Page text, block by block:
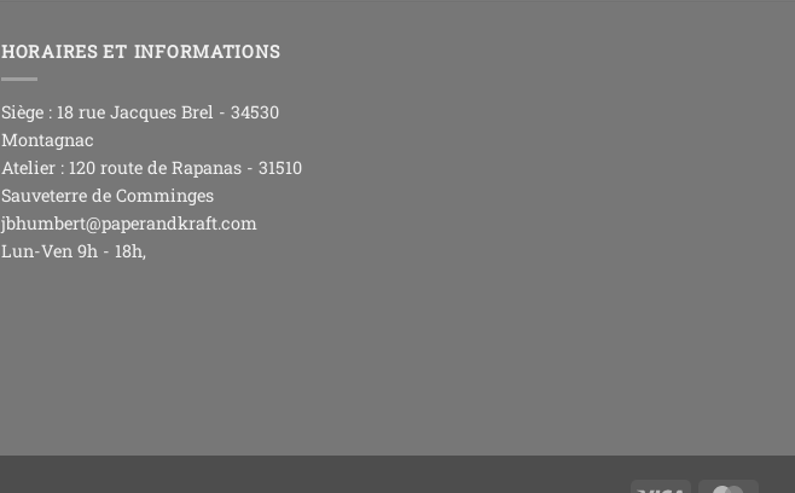
HORAIRES ET INFORMATIONS
Siège : 18 rue Jacques Brel - 34530
Montagnac
Atelier : 120 route de Rapanas - 31510
Sauveterre de Comminges
jbhumbert@paperandkraft.com
Lun-Ven 9h - 18h,